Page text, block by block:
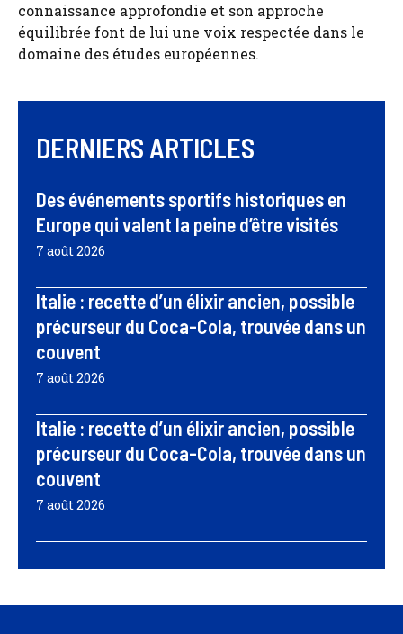
connaissance approfondie et son approche
équilibrée font de lui une voix respectée dans le
domaine des études européennes.
DERNIERS ARTICLES
Des événements sportifs historiques en
Europe qui valent la peine d’être visités
7 août 2026
Italie : recette d’un élixir ancien, possible
précurseur du Coca-Cola, trouvée dans un
couvent
7 août 2026
Italie : recette d’un élixir ancien, possible
précurseur du Coca-Cola, trouvée dans un
couvent
7 août 2026